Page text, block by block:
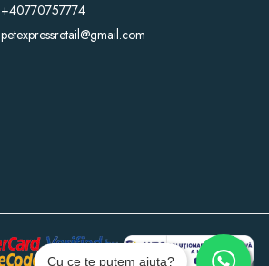
+40770757774
petexpressretail@gmail.com
Cu ce te putem ajuta?